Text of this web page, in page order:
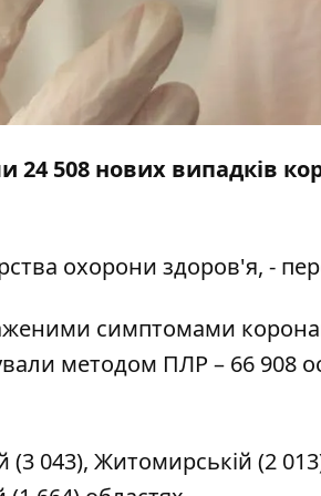
24 508 нових випадків
охорони здоров'я, -
симптомами
методом ПЛР – 66 908
043), Житомирській (2